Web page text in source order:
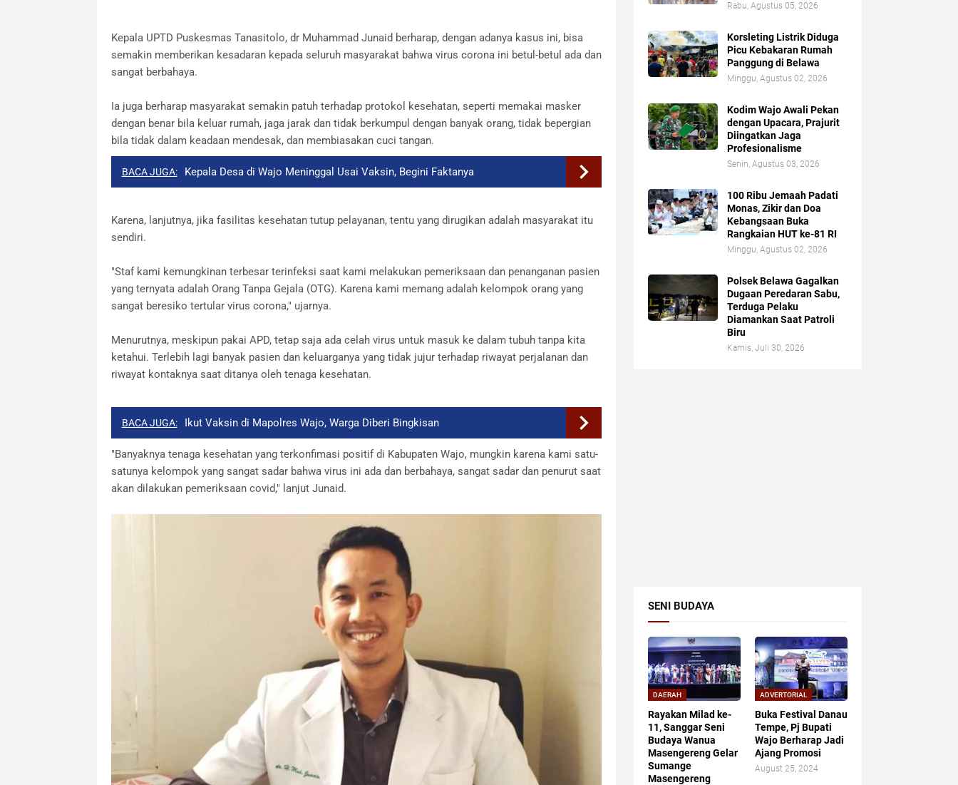
Kepala UPTD Puskesmas Tanasitolo, dr Muhammad Junaid berharap, dengan adanya kasus ini, bisa
semakin memberikan kesadaran kepada seluruh masyarakat bahwa virus corona ini betul-betul ada dan
sangat berbahaya.
Ia juga berharap masyarakat semakin patuh terhadap protokol kesehatan, seperti memakai masker
dengan benar bila keluar rumah, jaga jarak dan tidak berkumpul dengan banyak orang, tidak bepergian
bila tidak dalam keadaan mendesak, dan membiasakan cuci tangan.
BACA JUGA: Kepala Desa di Wajo Meninggal Usai Vaksin, Begini Faktanya
Karena, lanjutnya, jika fasilitas kesehatan tutup pelayanan, tentu yang dirugikan adalah masyarakat itu
sendiri.
"Staf kami kemungkinan terbesar terinfeksi saat kami melakukan pemeriksaan dan penanganan pasien
yang ternyata adalah Orang Tanpa Gejala (OTG). Karena kami memang adalah kelompok orang yang
sangat beresiko tertular virus corona," ujarnya.
Menurutnya, meskipun pakai APD, tetap saja ada celah virus untuk masuk ke dalam tubuh tanpa kita
ketahui. Terlebih lagi banyak pasien dan keluarganya yang tidak jujur terhadap riwayat perjalanan dan
riwayat kontaknya saat ditanya oleh tenaga kesehatan.
BACA JUGA: Ikut Vaksin di Mapolres Wajo, Warga Diberi Bingkisan
"Banyaknya tenaga kesehatan yang terkonfimasi positif di Kabupaten Wajo, mungkin karena kami satu-
satunya kelompok yang sangat sadar bahwa virus ini ada dan berbahaya, sangat sadar dan penurut saat
akan dilakukan pemeriksaan covid," lanjut Junaid.
Rabu, Agustus 05, 2026
Korsleting Listrik Diduga
Picu Kebakaran Rumah
Panggung di Belawa
Minggu, Agustus 02, 2026
Kodim Wajo Awali Pekan
dengan Upacara, Prajurit
Diingatkan Jaga
Profesionalisme
Senin, Agustus 03, 2026
100 Ribu Jemaah Padati
Monas, Zikir dan Doa
Kebangsaan Buka
Rangkaian HUT ke-81 RI
Minggu, Agustus 02, 2026
Polsek Belawa Gagalkan
Dugaan Peredaran Sabu,
Terduga Pelaku
Diamankan Saat Patroli
Biru
Kamis, Juli 30, 2026
SENI BUDAYA
DAERAH
Rayakan Milad ke-
11, Sanggar Seni
Budaya Wanua
Masengereng Gelar
Sumange
Masengereng
ADVERTORIAL
Buka Festival Danau
Tempe, Pj Bupati
Wajo Berharap Jadi
Ajang Promosi
August 25, 2024